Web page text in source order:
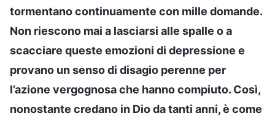
tormentano continuamente con mille domande.
Non riescono mai a lasciarsi alle spalle o a
scacciare queste emozioni di depressione e
provano un senso di disagio perenne per
l’azione vergognosa che hanno compiuto. Così,
nonostante credano in Dio da tanti anni, è come